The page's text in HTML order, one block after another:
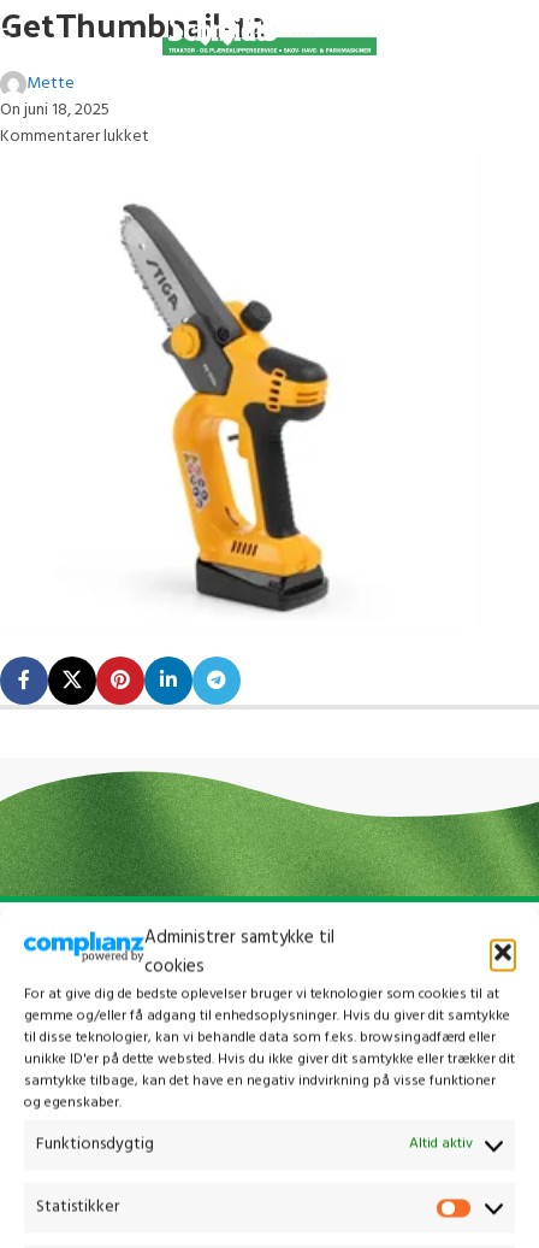
Administrer samtykke til
cookies
For at give dig de bedste oplevelser bruger vi teknologier som cookies til at
gemme og/eller få adgang til enhedsoplysninger. Hvis du giver dit samtykke
til disse teknologier, kan vi behandle data som f.eks. browsingadfærd eller
unikke ID'er på dette websted. Hvis du ikke giver dit samtykke eller trækker dit
samtykke tilbage, kan det have en negativ indvirkning på visse funktioner
og egenskaber.
Funktionsdygtig Altid aktiv
Statistikker
GetThumbnail-12
Mette
On juni 18, 2025
Kommentarer lukket